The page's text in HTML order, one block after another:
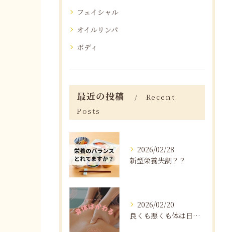
フェイシャル
オイルリンパ
ボディ
最近の投稿
Recent
Posts
2026/02/28
新型栄養失調？？
2026/02/20
良くも悪くも体は日々変化する